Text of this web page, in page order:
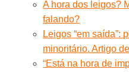
A hora dos leigos?
falando?
Leigos “em saída”:
minoritário. Artigo
“Está na hora de